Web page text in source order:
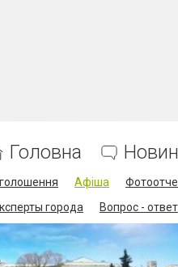
Головна
Афіша
города
Вопрос - ответ